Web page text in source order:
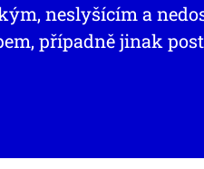
neslyšícím a
případně jinak